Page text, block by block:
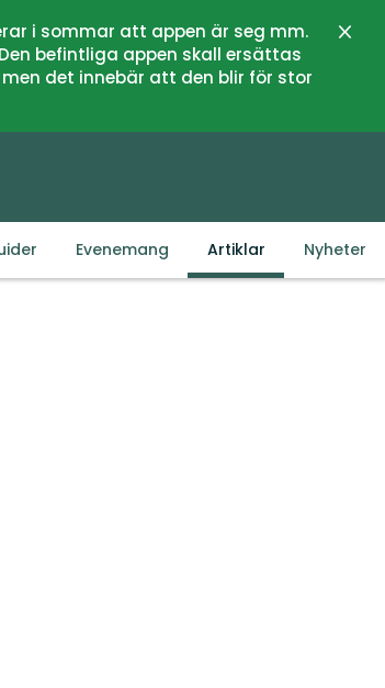
i sommar att appen är seg mm.
befintliga appen skall ersättas
det innebär att den blir för stor
Evenemang Artiklar Nyheter